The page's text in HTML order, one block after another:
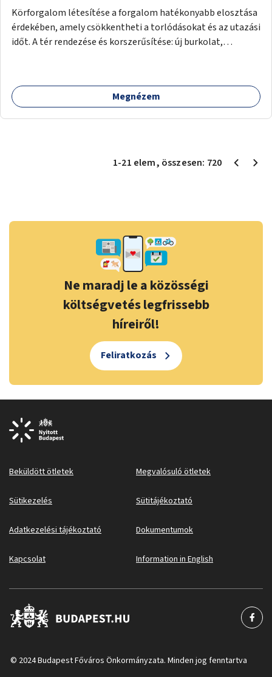
Körforgalom létesítése a forgalom hatékonyabb elosztása
érdekében, amely csökkentheti a torlódásokat és az utazási
időt. A tér rendezése és korszerűsítése: új burkolat,
időznek.
Megnézem
1-21 elem, összesen: 720
Ne maradj le a közösségi
költségvetés legfrissebb
híreiről!
Feliratkozás
Beküldött ötletek Megvalósuló ötletek
Sütikezelés Sütitájékoztató
Adatkezelési tájékoztató Dokumentumok
Kapcsolat Information in English
© 2024 Budapest Főváros Önkormányzata. Minden jog fenntartva